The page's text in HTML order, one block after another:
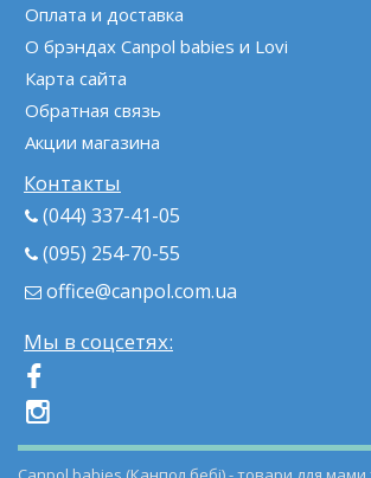
Оплата и доставка
О брэндах Canpol babies и Lovi
Карта сайта
Обратная связь
Акции магазина
Контакты
(044) 337-41-05
(095) 254-70-55
office@canpol.com.ua
Мы в соцсетях: